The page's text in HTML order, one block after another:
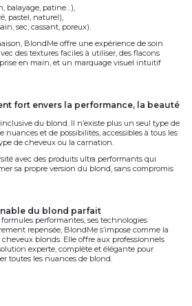
balayage, patine…),
pastel, naturel),
sec, cassant, poreux).
BlondMe offre une expérience de soin
des textures faciles à utiliser, des flacons
en main, et un marquage visuel intuitif
du blond. Il n’existe plus un seul type de
et de possibilités, accessibles à tous les
de cheveux ou la carnation.
avec des produits ultra performants qui
sa propre version du blond, sans compromis
du blond parfait
formules performantes, ses technologies
repensée, BlondMe s’impose comme la
cheveux blonds. Elle offre aux professionnels
experte, complète et élégante pour
toutes les nuances de blond.